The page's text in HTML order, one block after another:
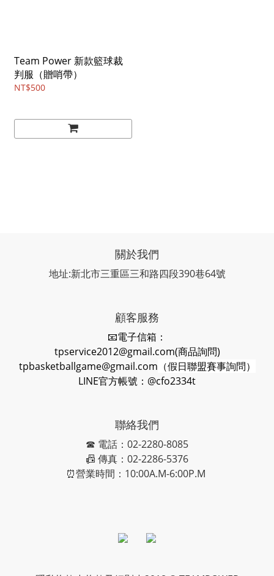
Team Power 新款籃球裁
判服（贈哨帶）
NT$500
關於我們
地址:新北市三重區三和路四段390巷64號
顧客服務
📧電子信箱：
tpservice2012@gmail.com(商品詢問)
tpbasketballgame@gmail.com （假日聯盟賽事詢問）
LINE官方帳號：@cfo2334t
聯絡我們
☎ 電話：02-2280-8085
📠 傳真：02-2286-5376
⏰營業時間：10:00A.M-6:00P.M